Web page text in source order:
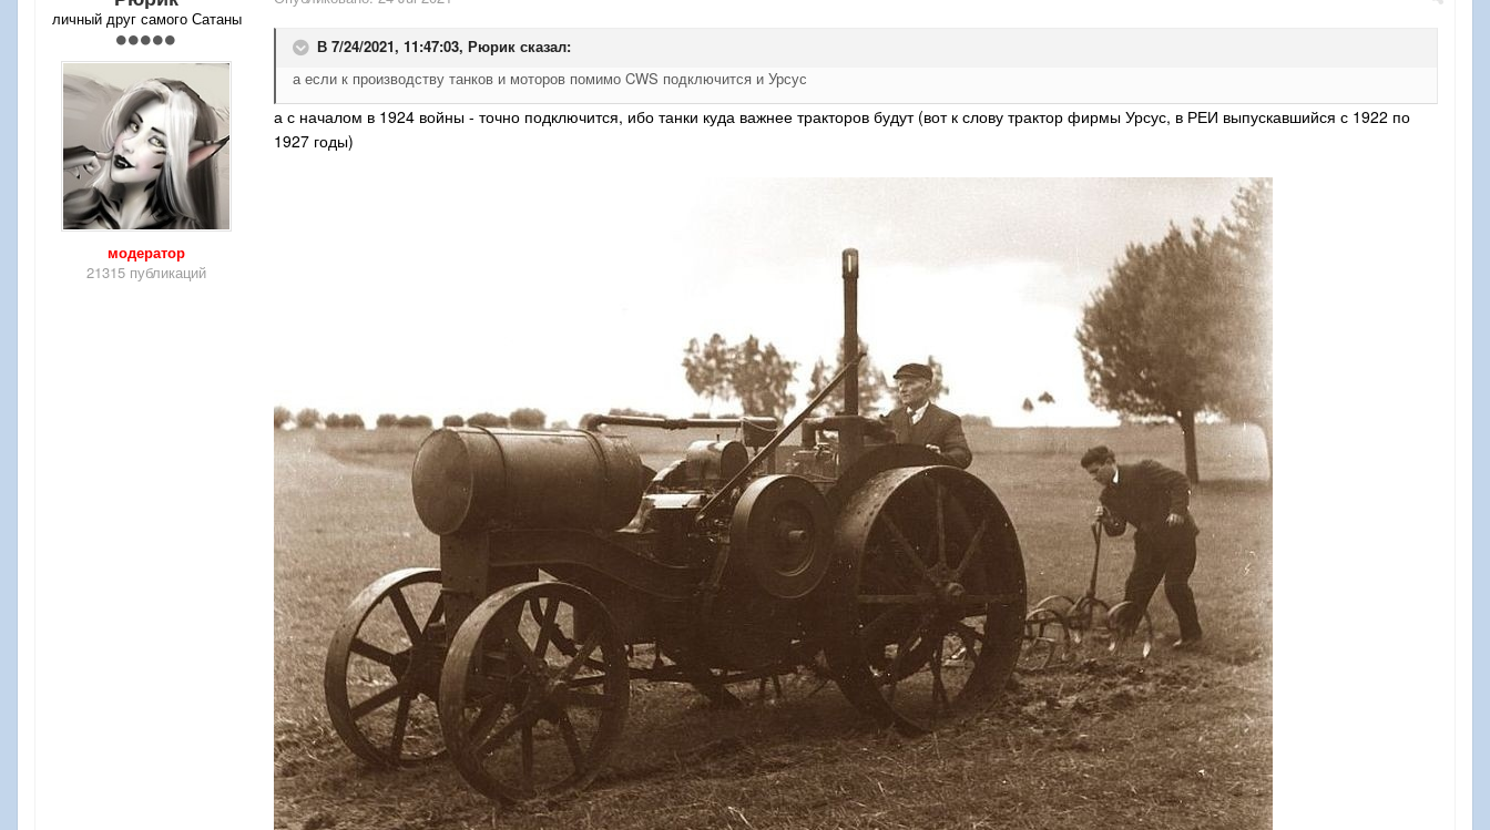
личный друг самого Сатаны
модератор
21315 публикаций
В 7/24/2021, 11:47:03, Рюрик сказал:
а если к производству танков и моторов помимо CWS подключится и Урсус
а с началом в 1924 войны - точно подключится, ибо танки куда важнее тракторов будут (вот к слову трактор фирмы Урсус, в РЕИ выпускавшийся с 1922 по
1927 годы)